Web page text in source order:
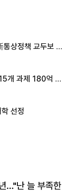
상정책 교두보 활
개 과제 180억 지
선정
…"난 늘 부족한